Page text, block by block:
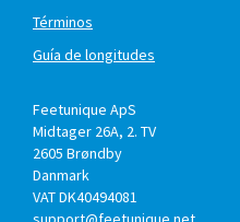
Términos
Guía de longitudes
Feetunique ApS
Midtager 26A, 2. TV
2605 Brøndby
Danmark
VAT DK40494081